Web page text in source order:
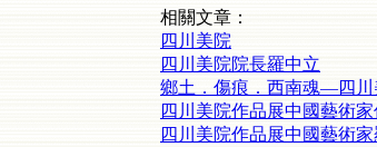
相關文章：
四川美院
四川美院院長羅中立
鄉土．傷痕．西南魂—四川
四川美院作品展中國藝術
四川美院作品展中國藝術